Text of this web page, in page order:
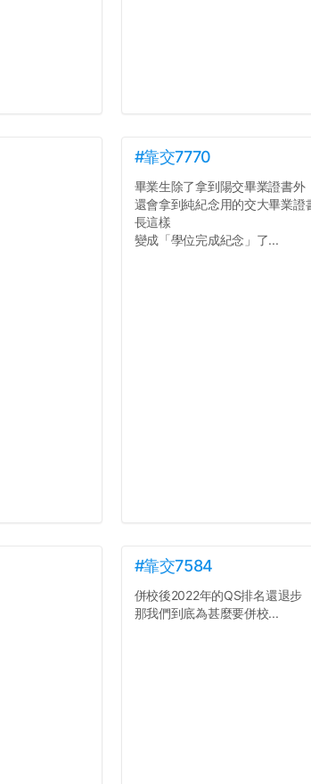
#靠交7770
畢業生除了拿到陽交畢業證書外
還會拿到純紀念用的交大畢業證
長這樣
變成「學位完成紀念」了...
#靠交7584
併校後2022年的QS排名還退步
那我們到底為甚麼要併校...